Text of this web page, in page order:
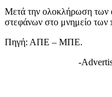
Μετά την ολοκλήρωση των
στεφάνων στο μνημείο των
Πηγή: ΑΠΕ – ΜΠΕ.
-